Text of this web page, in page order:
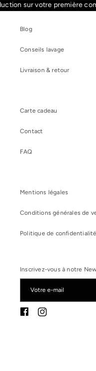
sur votre première
Blog
Conseils lavage
Livraison & retour
Carte cadeau
Contact
FAQ
Mentions légales
Conditions générales de
Politique de confidentialité
Inscrivez-vous à notre
Votre e-mail
FacebookInstagram